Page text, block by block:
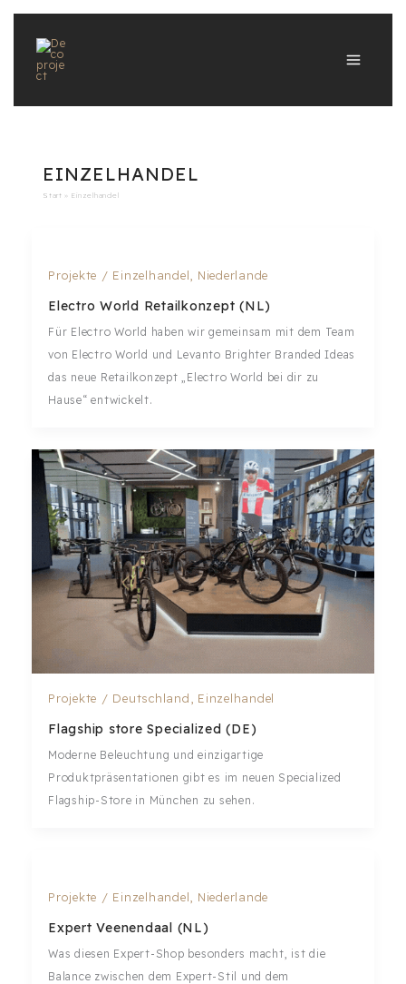
Inhalt
springen
EINZELHANDEL
Start Einzelhandel
Projekte / Einzelhandel Niederlande
Electro World Retailkonzept (NL)
Für Electro World haben wir gemeinsam mit dem Team
von Electro World und Levanto Brighter Branded Ideas
das neue Retailkonzept „Electro World bei dir zu
Hause“ entwickelt.
Projekte / Deutschland, Einzelhandel
Flagship store Specialized (DE)
Moderne Beleuchtung und einzigartige
Produktpräsentationen gibt es im neuen Specialized
Flagship-Store in München zu sehen.
Projekte / Einzelhandel Niederlande
Expert Veenendaal (NL)
Was diesen Expert-Shop besonders macht, ist die
Balance zwischen dem Expert-Stil und dem